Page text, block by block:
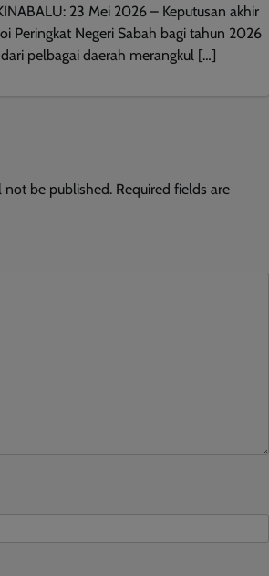
23 Mei 2026 – Keputusan akhir
Peringkat Negeri Sabah bagi tahun 2026
pelbagai daerah merangkul […]
not be published. Required fields are